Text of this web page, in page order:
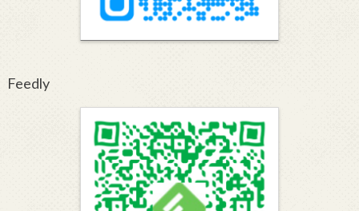
Feedly